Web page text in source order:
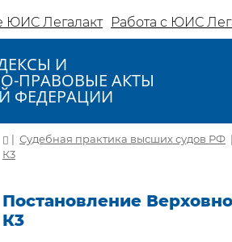
ЮИС Легалакт Работа с ЮИС
И
ПРАВОВЫЕ АКТЫ
ФЕДЕРАЦИИ
| Судебная практика высших судов РФ |
К3
Постановление
К3